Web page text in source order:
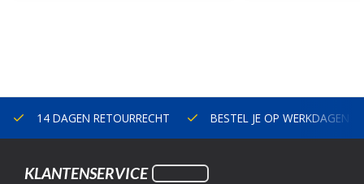
14 DAGEN RETOURRECHT BESTEL JE OP WERKDAGEN
KLANTENSERVICE